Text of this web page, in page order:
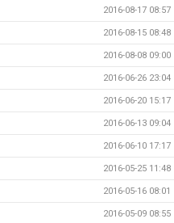
2016-08-17 08:57
2016-08-15 08:48
2016-08-08 09:00
2016-06-26 23:04
2016-06-20 15:17
2016-06-13 09:04
2016-06-10 17:17
2016-05-25 11:48
2016-05-16 08:01
2016-05-09 08:55